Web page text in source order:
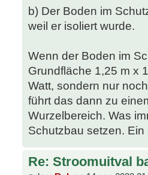
b) Der Boden im
weil er isoliert wurde.
Wenn der Boden im
Grundfläche 1,25 m x
Watt, sondern nur
führt das dann zu
Wurzelbereich. Was
Schutzbau setzen.
Re: Stroomuitval